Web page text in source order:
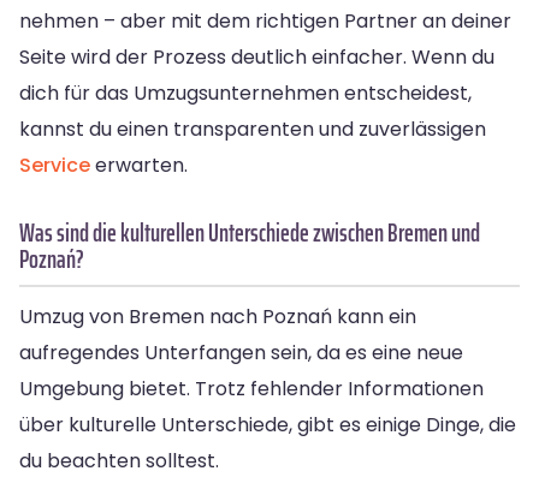
nehmen – aber mit dem richtigen Partner an deiner
Seite wird der Prozess deutlich einfacher. Wenn du
dich für das Umzugsunternehmen entscheidest,
kannst du einen transparenten und zuverlässigen
Serviceerwarten.
Was sind die kulturellen Unterschiede zwischen Bremen und
Poznań?
Umzug von Bremen nach Poznań kann ein
aufregendes Unterfangen sein, da es eine neue
Umgebung bietet. Trotz fehlender Informationen
über kulturelle Unterschiede, gibt es einige Dinge, die
du beachten solltest.